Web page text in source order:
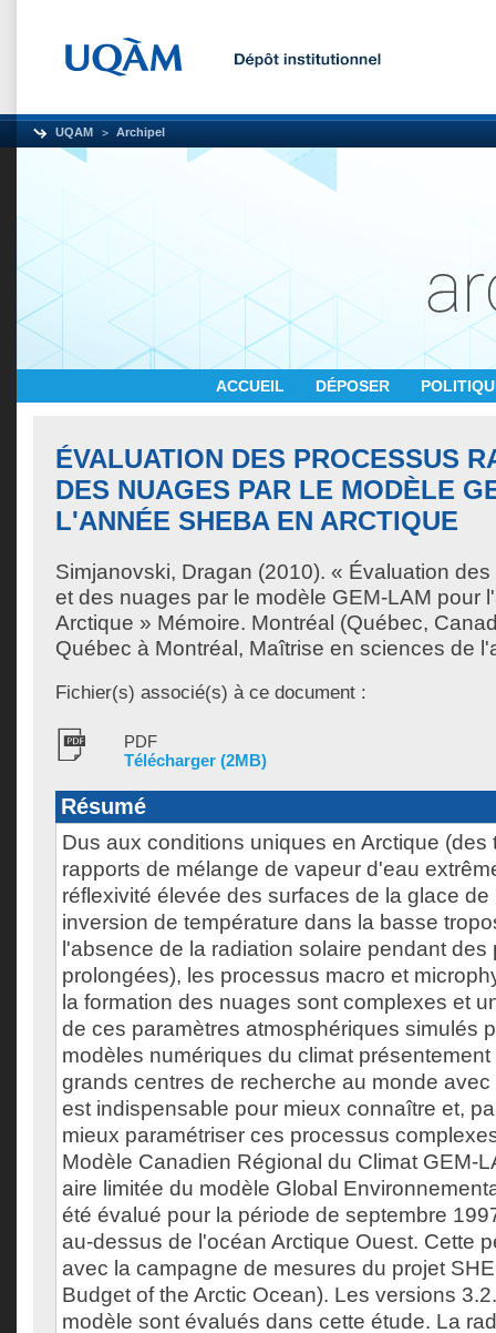
UQAM Archipel
ACCUEIL DÉPOSER
ÉVALUATION DES PROCESSUS
DES NUAGES PAR LE MODÈLE
L'ANNÉE SHEBA EN ARCTIQUE
Simjanovski, Dragan (2010). « Évaluation
et des nuages par le modèle GEM-LAM pour
Arctique » Mémoire. Montréal (Québec,
Québec à Montréal, Maîtrise en sciences de
Fichier(s) associé(s) à ce document :
PDF
Télécharger (2MB)
Résumé
Dus aux conditions uniques en Arctique (des
rapports de mélange de vapeur d'eau
réflexivité élevée des surfaces de la glace
inversion de température dans la basse
l'absence de la radiation solaire pendant des
prolongées), les processus macro et
la formation des nuages sont complexes et
de ces paramètres atmosphériques simulés
modèles numériques du climat
grands centres de recherche au monde
est indispensable pour mieux connaître et,
mieux paramétriser ces processus
Modèle Canadien Régional du Climat GEM-
aire limitée du modèle Global
été évalué pour la période de septembre
au-dessus de l'océan Arctique Ouest. Cette
avec la campagne de mesures du projet
Budget of the Arctic Ocean). Les versions
modèle sont évalués dans cette étude. La